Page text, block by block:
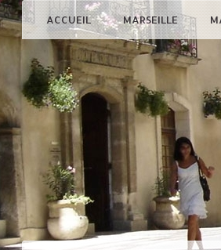
ACCUEIL MARSEILLE